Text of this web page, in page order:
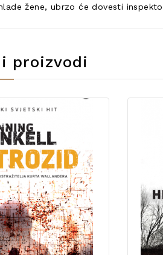
žene, ubrzo će dovesti
proizvodi